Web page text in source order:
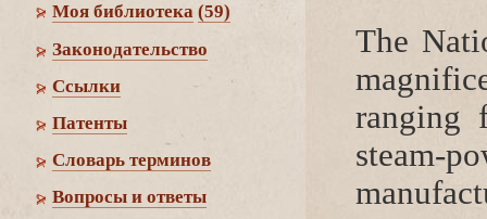
Моя библиотека (59)
Законодательство
Cсылки
Патенты
Словарь термино
опросы и ответы
The
ranging
steam-